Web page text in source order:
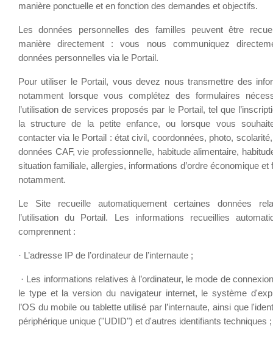
manière ponctuelle et en fonction des demandes et objectifs.
Les données personnelles des familles peuvent être
manière directement : vous nous communiquez
données personnelles via le Portail.
Pour utiliser le Portail, vous devez nous transmettre des
notamment lorsque vous complétez des formulaires
l’utilisation de services proposés par le Portail, tel que
la structure de la petite enfance, ou lorsque vous
contacter via le Portail : état civil, coordonnées, photo,
données CAF, vie professionnelle, habitude alimentaire,
situation familiale, allergies, informations d’ordre économique et
notamment.
Le Site recueille automatiquement certaines données
l’utilisation du Portail. Les informations recueillies
comprennent :
· L’adresse IP de l’ordinateur de l’internaute ;
· Les informations relatives à l’ordinateur, le mode de
le type et la version du navigateur internet, le système
l’OS du mobile ou tablette utilisé par l’internaute, ainsi que
périphérique unique ("UDID") et d'autres identifiants techniques ;